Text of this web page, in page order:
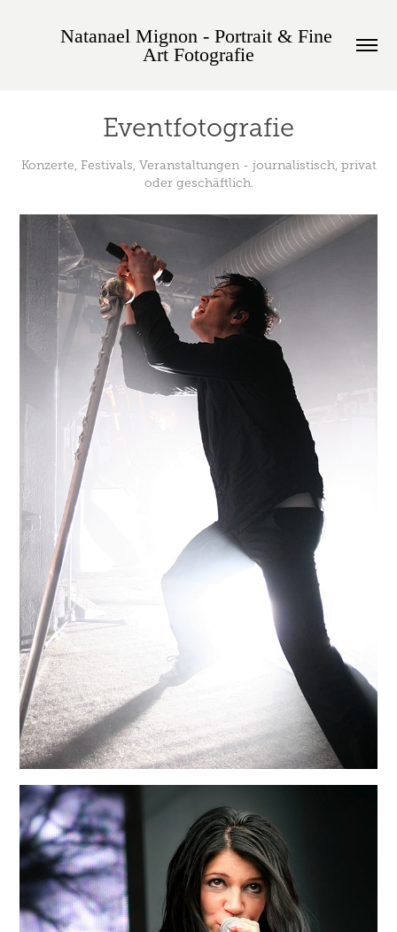
Natanael Mignon - Portrait & Fine
Art Fotografie
Eventfotografie
Konzerte, Festivals, Veranstaltungen - journalistisch, privat
oder geschäftlich.